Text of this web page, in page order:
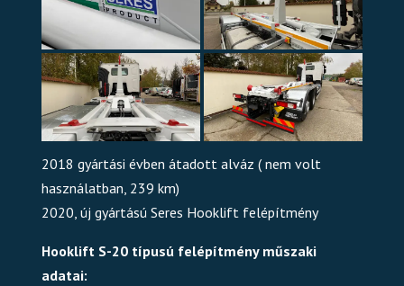
2018 gyártási évben átadott alváz ( nem volt
használatban, 239 km)
2020, új gyártású Seres Hooklift felépítmény
Hooklift S-20 típusú felépítmény műszaki
adatai: